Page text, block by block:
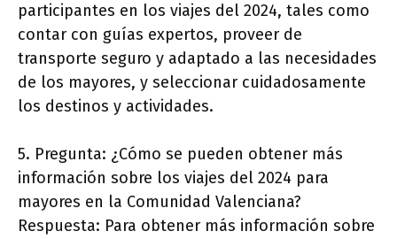
participantes en los viajes del 2024, tales como
contar con guías expertos, proveer de
transporte seguro y adaptado a las necesidades
de los mayores, y seleccionar cuidadosamente
los destinos y actividades.
5. Pregunta: ¿Cómo se pueden obtener más
información sobre los viajes del 2024 para
mayores en la Comunidad Valenciana?
Respuesta: Para obtener más información sobre